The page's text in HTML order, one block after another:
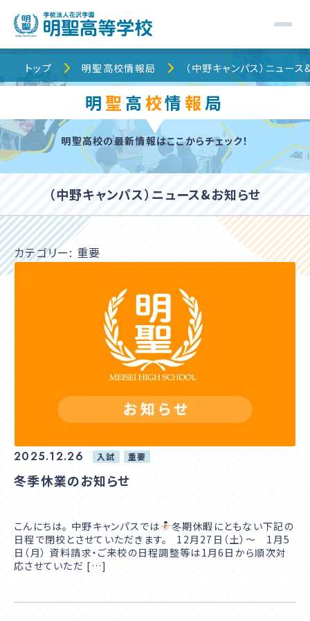
トップ
明聖高校について
明聖でのキャンパスライフ
校舎・コース紹介
明聖高校情報局
保護者の皆様へ
プライバシーポリシー
在校生・卒業生の方へ
お問合せ 資料請求
トップ 明聖高校情報局 （中野キャンパス）ニュー
明 聖 高校情報局
明聖高校の最新情報はここからチェック！
（中野キャンパス）ニュース&お知らせ
カテゴリー: 重要
2025.12.26 入試 重要
冬季休業のお知らせ
こんにちは。 中野キャンパスでは
冬期休暇にともない下記の
日程で閉校とさせていただきます。 12月27日（土）～ 1月5
日（月） 資料請求・ご来校の日程調整等は1月6日から順次対
応させていただ […]